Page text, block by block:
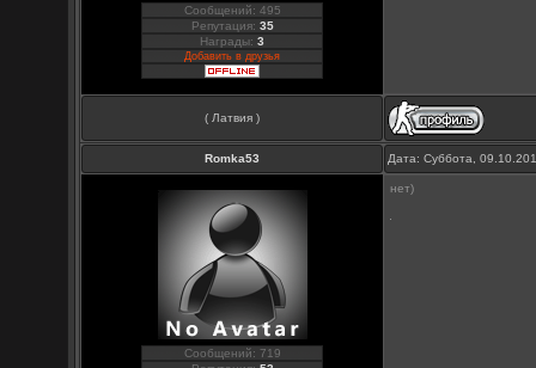
Сообщений: 495
Репутация: 35
Награды:3
Добавить в друзья
( Латвия )
Romka53 Дата: Суббота,
Сообщений: 719
нет)